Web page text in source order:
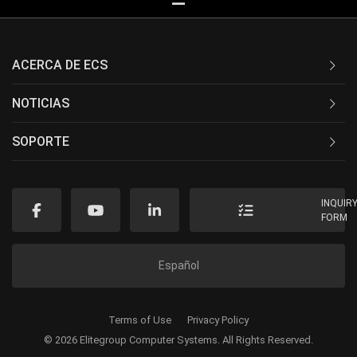
ACERCA DE ECS
NOTICIAS
SOPORTE
FORM
Español
© 2026 Elitegroup Computer Systems. All Rights Reserved.
Terms of Use Privacy Policy